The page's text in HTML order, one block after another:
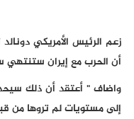
زعم الرئيس الأمريكي
أن الحرب مع إيران ستنتهي
واضاف " أعتقد أن ذلك
إلى مستويات لم تروها من